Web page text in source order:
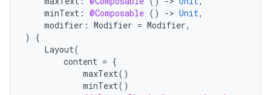
minText : @Composable () -> Unit,
modifier : Modifier = Modifier,
)
{
Layout(
content = {
maxText()
minText()